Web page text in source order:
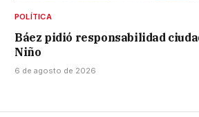
POLÍTICA
Báez pidió responsabilidad
Niño
6 de agosto de 2026